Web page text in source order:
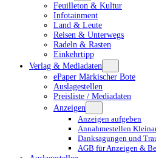
Feuilleton & Kultur
Infotainment
Land & Leute
Reisen & Unterwegs
Radeln & Rasten
Einkehrtipp
Verlag & Mediadaten
ePaper Märkischer Bote
Auslagestellen
Preisliste / Mediadaten
Anzeigen
Anzeigen aufgeben
Annahmestellen
Danksagungen und
AGB für Anzeigen &